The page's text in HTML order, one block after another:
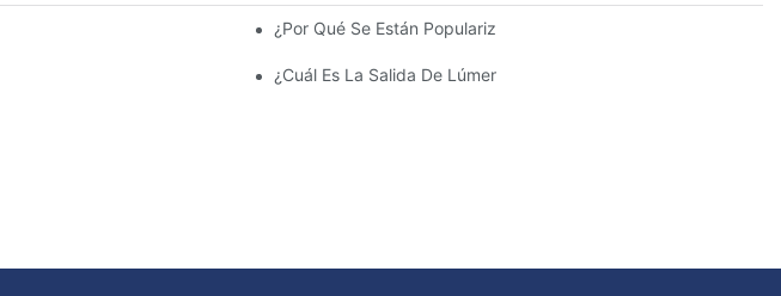
De Farolas Solares? ¿Por Qué Se Están Popularizando Las Farolas Solares?
Luces Del Área De Estacionamiento Y Las Luces Del Estacionamiento?
¿Cuál Es La Salida De Lúmenes Ideal Para Un Estacionamiento